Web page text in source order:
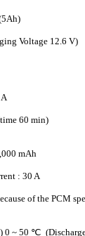
Voltage 12.6 V)
60 min)
mAh
: 30 A
of the PCM
0 ~ 50 ℃